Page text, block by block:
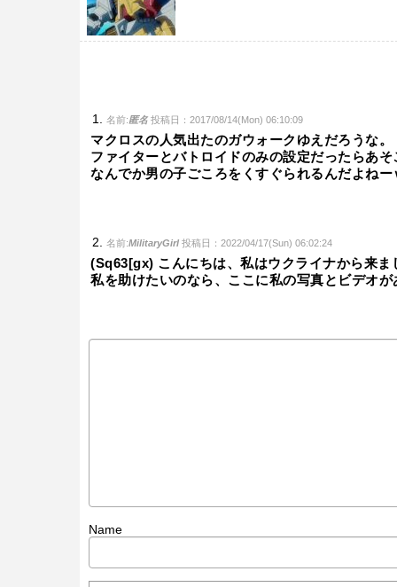
名前:匿名 投稿日：2017/08/14(Mon) 06:10:09
マクロスの人気出たのガウォークゆえだろうな。
ファイターとバトロイドのみの設定だったらあ
なんでか男の子ごころをくすぐられるんだよねー
名前:MilitaryGirl 投稿日：2022/04/17(Sun) 06:02:24
(Sq63[gx) こんにちは、私はウクライナから来
私を助けたいのなら、ここに私の写真とビデオ
Name